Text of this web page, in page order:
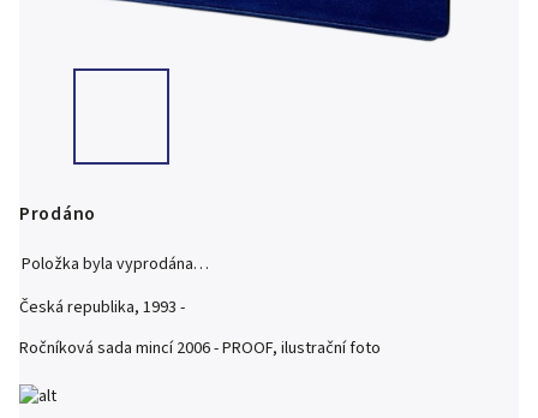
Prodáno
Položka byla vyprodána…
Česká republika, 1993 -
Ročníková sada mincí 2006 - PROOF, ilustrační foto